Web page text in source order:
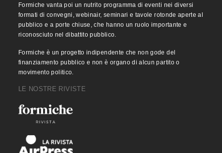
Formiche vanta poi un nutrito programma di eventi nei diversi
formati di convegni, webinair, seminari e tavole rotonde aperte al
pubblico e a porte chiuse, che hanno un ruolo importante e
riconosciuto nel dibattito pubblico.
Formiche è un progetto indipendente che non gode del
finanziamento pubblico e non è organo di alcun partito o
movimento politico.
LE NOSTRE RIVISTE